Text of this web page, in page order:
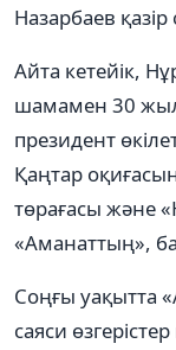
Назарбаев
Айта кетейік,
шамамен 30
президент
Қаңтар
төрағасы және
«Аманаттың»,
Соңғы уақытта
саяси